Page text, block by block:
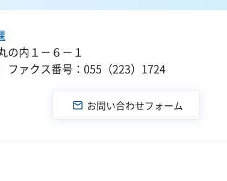
内１－６－１
ァクス番号：055（223）1724